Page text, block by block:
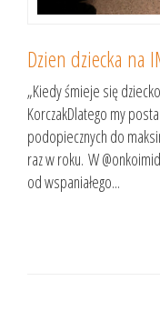
Dzien dziecka na
„Kiedy śmieje się
KorczakDlatego my
podopiecznych do
raz w roku. W
od wspaniałego...